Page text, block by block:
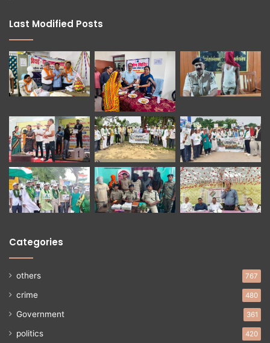
Last Modified Posts
Categories
others 767
crime 480
Government 361
politics 420